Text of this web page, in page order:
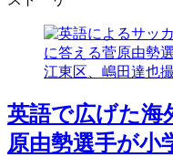
英語で広げた
原由勢選手が小